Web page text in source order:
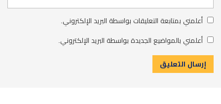
أعلمني بمتابعة التعليقات بواسطة البريد الإلكتروني.
أعلمني بالمواضيع الجديدة بواسطة البريد الإلكتروني.